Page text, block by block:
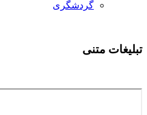
گردشگری
تبلیغات متنی